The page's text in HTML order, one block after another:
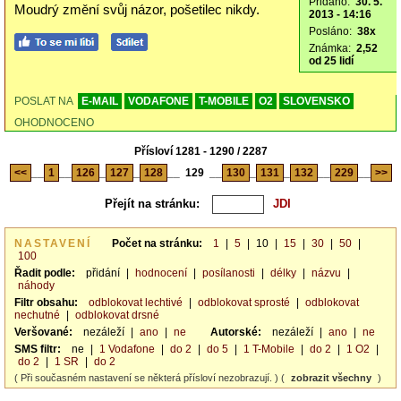
Moudrý změní svůj názor, pošetilec nikdy.
2013 - 14:16
Posláno: 38x
Známka: 2,52
od 25 lidí
POSLAT NA E-MAIL VODAFONE T-MOBILE O2
SLOVENSKO
OHODNOCENO
Přísloví 1281 - 1290 / 2287
<<
1 126 127 128 129 130 131 132 229 >>
Přejít na stránku:
NASTAVENÍ Počet na stránku: 1 5 10 15 30 50
100
Řadit podle:
přidání hodnocení posílanosti délky názvu
náhody
Filtr obsahu:
odblokovat lechtivé odblokovat sprosté
odblokovat
nechutné
odblokovat drsné
Veršované:
nezáleží ano ne Autorské: nezáleží ano
ne
SMS filtr:
ne 1 Vodafone do 2 do 5 1 T-Mobile do 2 1 O2
do 2
1 SR do 2
( Při současném nastavení se některá přísloví nezobrazují. ) ( zobrazit všechny )